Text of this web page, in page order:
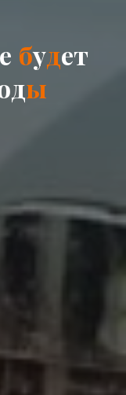
е будет
ды